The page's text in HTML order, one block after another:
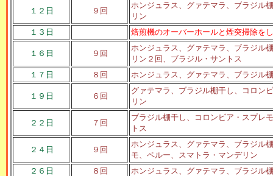
１２日 ９回
ホンジュラス、グァテマラ、ブラジル
リン
１３日
焙煎機のオーバーホールと煙突掃除を
１６日 ９回
ホンジュラス、グァテマラ、ブラジル
リン２回、ブラジル・サントス
１７日
８回 ホンジュラス、グァテマラ、ブラジル
１９日 ６回
グァテマラ、ブラジル棚干し、コロン
リン
２２日 ７回
ブラジル棚干し、コロンビア・スプレ
トス
２４日 ９回
ホンジュラス、グァテマラ、ブラジル
モ、ペルー、スマトラ・マンデリン
２６日
８回 ホンジュラス、グァテマラ、ブラジル